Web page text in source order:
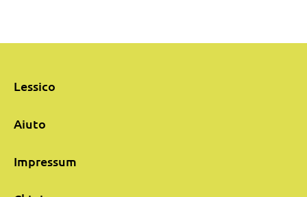
Lessico
Aiuto
Impressum